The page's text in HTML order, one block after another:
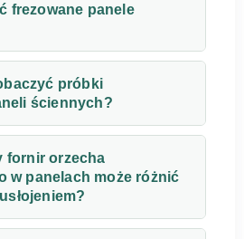
frezowane panele
próbki
ściennych?
fornir orzecha
w panelach może różnić